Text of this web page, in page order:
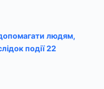
людям,
події 22